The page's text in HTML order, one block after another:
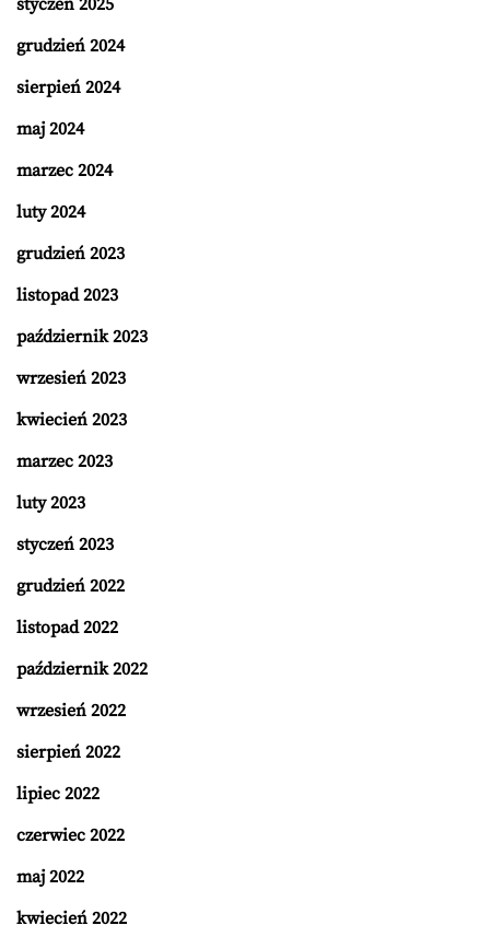
styczeń 2025
grudzień 2024
sierpień 2024
maj 2024
marzec 2024
luty 2024
grudzień 2023
listopad 2023
październik 2023
wrzesień 2023
kwiecień 2023
marzec 2023
luty 2023
styczeń 2023
grudzień 2022
listopad 2022
październik 2022
wrzesień 2022
sierpień 2022
lipiec 2022
czerwiec 2022
maj 2022
kwiecień 2022